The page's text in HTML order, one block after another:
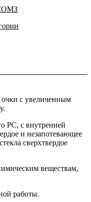
с увеличенным
РС, с внутренней
и незапотевающее
сверхтвердое
веществам,
работы.